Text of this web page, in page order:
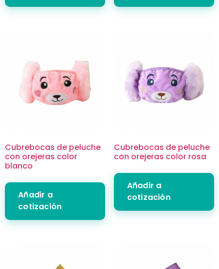
Cubrebocas de peluche
con orejeras color
blanco
Añadir a
cotización
Cubrebocas de peluche
con orejeras color rosa
Añadir a
cotización